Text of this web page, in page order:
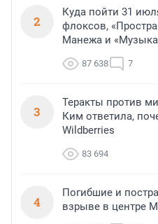
2
Куда пойти 31
флоксов,
Манежа и
87 638 7
3
Теракты против
Ким ответила,
Wildberries
83 694
4
Погибшие и
взрыве в центре